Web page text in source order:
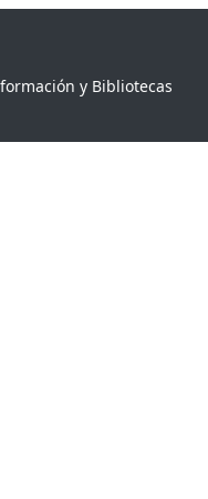
y Bibliotecas